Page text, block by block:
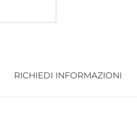
RICHIEDI INFORMAZIONI